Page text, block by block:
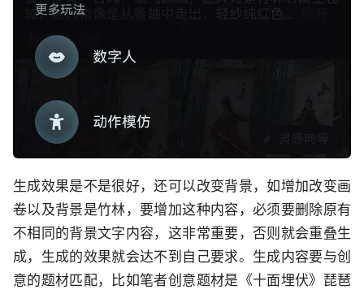
生成效果是不是很好，还可以改变背景，如增加改变画
卷以及背景是竹林，要增加这种内容，必须要删除原有
不相同的背景文字内容，这非常重要，否则就会重叠生
成，生成的效果就会达不到自己要求。生成内容要与创
意的题材匹配，比如笔者创意题材是《十面埋伏》琵琶